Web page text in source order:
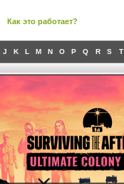
Как это работает?
J K L M N O P Q R S T